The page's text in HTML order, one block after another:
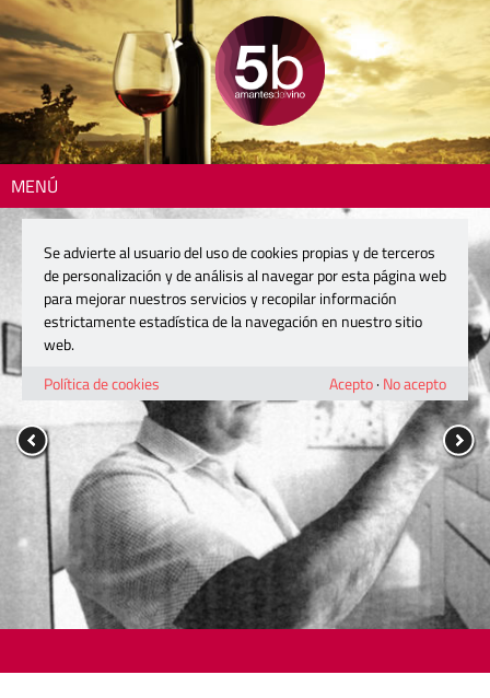
MENÚ
Se advierte al usuario del uso de cookies propias y de terceros
de personalización y de análisis al navegar por esta página web
para mejorar nuestros servicios y recopilar información
estrictamente estadística de la navegación en nuestro sitio
web.
Política de cookies
Acepto· No acepto